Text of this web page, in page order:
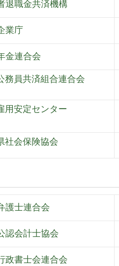
退職金共済機構
業庁
金連合会
務員共済組合連合会
用安定センター
社会保険協会
護士連合会
認会計士協会
政書士会連合会